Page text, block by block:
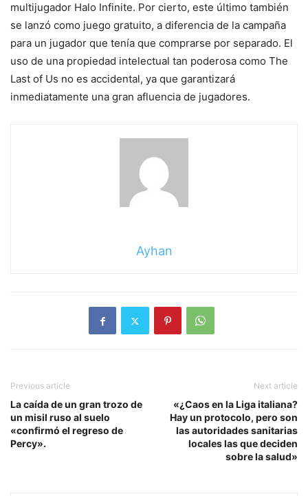
multijugador Halo Infinite. Por cierto, este último también
se lanzó como juego gratuito, a diferencia de la campaña
para un jugador que tenía que comprarse por separado. El
uso de una propiedad intelectual tan poderosa como The
Last of Us no es accidental, ya que garantizará
inmediatamente una gran afluencia de jugadores.
Ayhan
Previous article
La caída de un gran trozo de
un misil ruso al suelo
«confirmó el regreso de
Percy».
Next article
«¿Caos en la Liga italiana?
Hay un protocolo, pero son
las autoridades sanitarias
locales las que deciden
sobre la salud»